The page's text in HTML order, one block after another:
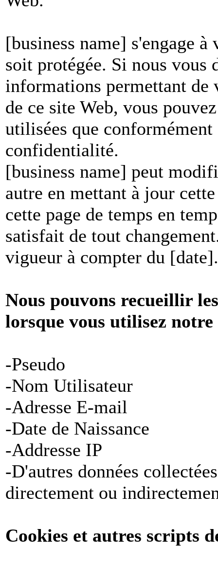
[business name] s'engage
soit protégée. Si nous vous
informations permettant
de ce site Web, vous
utilisées que
confidentialité.
[business name] peut
autre en mettant à jour
cette page de temps en
satisfait de tout
vigueur à compter du [date].
Nous pouvons recueillir
lorsque vous utilisez notre
-Pseudo
-Nom Utilisateur
-Adresse E-mail
-Date de Naissance
-Addresse IP
-D'autres données
directement ou
Cookies et autres scripts